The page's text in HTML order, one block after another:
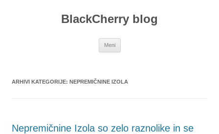
BlackCherry blog
Meni
ARHIVI KATEGORIJE: NEPREMIČNINE IZOLA
Nepremičnine Izola so zelo raznolike in se